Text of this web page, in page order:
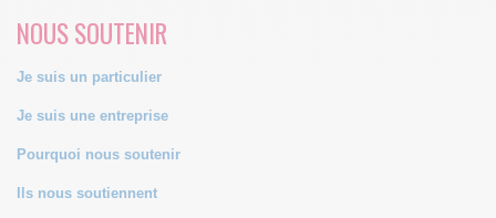
NOUS SOUTENIR
Je suis un particulier
Je suis une entreprise
Pourquoi nous soutenir
Ils nous soutiennent